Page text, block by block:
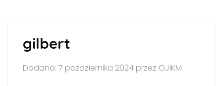
gilbert
Dodano: 7 października 2024 przez OJiKM